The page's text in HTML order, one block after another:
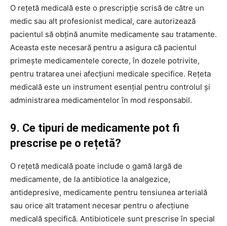
O rețetă medicală este o prescripție scrisă de către un
medic sau alt profesionist medical, care autorizează
pacientul să obțină anumite medicamente sau tratamente.
Aceasta este necesară pentru a asigura că pacientul
primește medicamentele corecte, în dozele potrivite,
pentru tratarea unei afecțiuni medicale specifice. Rețeta
medicală este un instrument esențial pentru controlul și
administrarea medicamentelor în mod responsabil.
9. Ce tipuri de medicamente pot fi
prescrise pe o rețetă?
O rețetă medicală poate include o gamă largă de
medicamente, de la antibiotice la analgezice,
antidepresive, medicamente pentru tensiunea arterială
sau orice alt tratament necesar pentru o afecțiune
medicală specifică. Antibioticele sunt prescrise în special